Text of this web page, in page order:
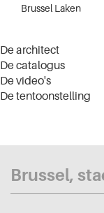
Brussel Laken
De architect
De catalogus
De video's
De tentoonstelling
Brussel,